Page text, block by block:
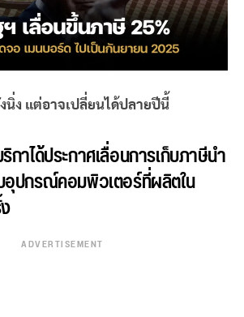
นิ่ง แต่อาจเปลี่ยนได้ปลายปีนี้
าได้ประกาศเลื่อนการเก็บภาษีนำ
อุปกรณ์คอมพิวเตอร์ที่ผลิตใน
ADVERTISEMENT